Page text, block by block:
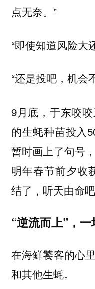
点无奈。”
“即使知道风险大
“还是投吧，机会
9月底，于东咬
的生蚝种苗投入
暂时画上了句号
明年春节前夕收
结了，听天由命
“逆流而上”，
在海鲜饕客的心
和其他生蚝。